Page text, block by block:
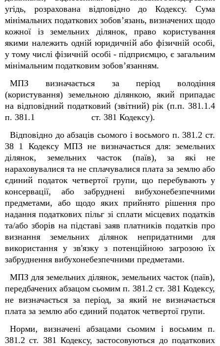
угідь, розрахована відповідно до Кодексу. Сума
мінімальних податкових зобов’язань, визначених щодо
кожної із земельних ділянок, право користування
якими належить одній юридичній або фізичній особі,
у тому числі фізичній особі - підприємцю, є загальним
мінімальним податковим зобов’язанням.
МПЗ визначається за період володіння
(користування) земельною ділянкою, який припадає
на відповідний податковий (звітний) рік (п.п. 381.1.4
п. 381.1 ст. 381 Кодексу).
Відповідно до абзаців сьомого і восьмого п. 381.2 ст.
38 1 Кодексу МПЗ не визначається для: земельних
ділянок, земельних часток (паїв), за які не
нараховувалися та не сплачувалися плата за землю або
єдиний податок четвертої групи, що перебувають у
консервації, або забруднені вибухонебезпечними
предметами, або щодо яких прийнято рішення про
надання податкових пільг зі сплати місцевих податків
та/або зборів на підставі заяв платників податків про
визнання земельних ділянок непридатними для
використання у зв'язку з потенційною загрозою їх
забруднення вибухонебезпечними предметами.
МПЗ для земельних ділянок, земельних часток (паїв),
передбачених абзацом сьомим п. 381.2 ст. 381 Кодексу,
не визначається за період, за який не визначається
плата за землю або єдиний податок четвертої групи.
Норми, визначені абзацами сьомим і восьмим п.
381.2 ст. 381 Кодексу, застосовуються до податкових